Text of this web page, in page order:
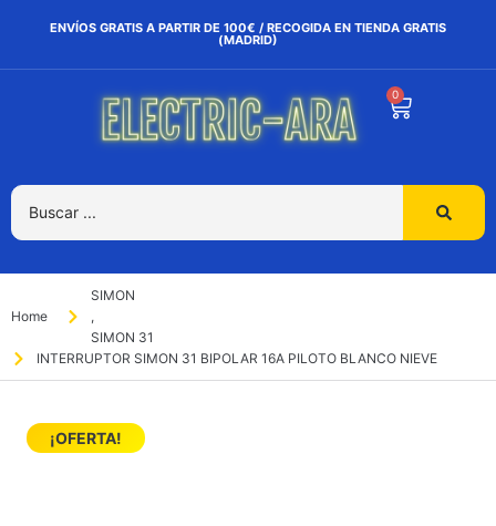
ENVÍOS GRATIS A PARTIR DE 100€ / RECOGIDA EN TIENDA GRATIS
(MADRID)
0
Home
SIMON
,
SIMON 31
INTERRUPTOR SIMON 31 BIPOLAR 16A PILOTO BLANCO NIEVE
¡OFERTA!